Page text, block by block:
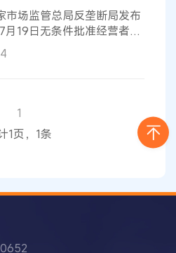
市场监管总局反垄断局发布
19日无条件批准经营者集
海明察哲刚管理咨询有限公
）有限公司新设合营企业
4月20日发布的《经营者集
明确提及，上海明察哲刚管
1
1页，1条